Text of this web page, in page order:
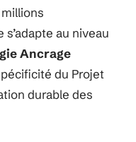
au niveau
Ancrage
du Projet
durable des